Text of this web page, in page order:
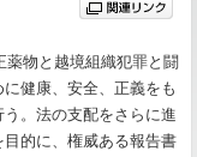
薬物と越境組織犯罪と闘
健康、安全、正義をも
。法の支配をさらに進
的に、権威ある報告書